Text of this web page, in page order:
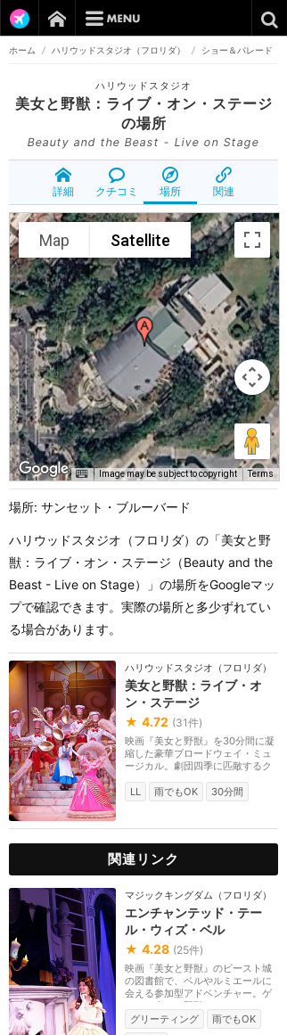
ホーム / ハリウッドスタジオ（フロリダ） / ショー＆パレード
ハリウッドスタジオ
美女と野獣：ライブ・オン・ステージ
の場所
Beauty and the Beast - Live on Stage
詳細 クチコミ 場所 関連
Map Satellite
Image may be subject to copyright Terms
場所: サンセット・ブルーバード
ハリウッドスタジオ（フロリダ）の「美女と野
獣：ライブ・オン・ステージ（Beauty and the
Beast - Live on Stage）」の場所をGoogleマッ
プで確認できます。実際の場所と多少ずれてい
る場合があります。
ハリウッドスタジオ（フロリダ）
美女と野獣：ライブ・オ
ン・ステージ
★ 4.72 (31件)
映画『美女と野獣』を30分間に凝
縮した豪華ブロードウェイ・ミュ
ージカル。劇団四季に匹敵するク
LL
雨でもOK 30分間
関連リンク
マジックキングダム（フロリダ）
エンチャンテッド・テー
ル・ウィズ・ベル
★ 4.28 (25件)
映画『美女と野獣』のビースト城
の図書館で、ベルやルミエールに
会える参加型アドベンチャー。ゲ
ストの中から野獣...
グリーティング
雨でもOK